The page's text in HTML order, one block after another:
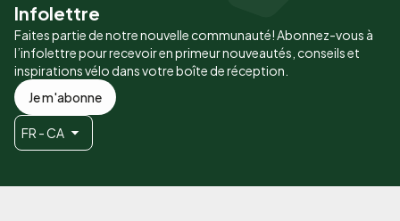
Infolettre
Faites partie de notre nouvelle communauté! Abonnez-vous à
l’infolettre pour recevoir en primeur nouveautés, conseils et
inspirations vélo dans votre boîte de réception.
Je m'abonne
FR - CA